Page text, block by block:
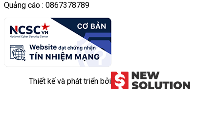
Quảng cáo : 0867378789
Thiết kế và phát triển bởi